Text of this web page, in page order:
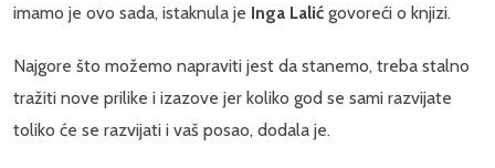
imamo je ovo sada, istaknula je Inga Lalić govoreći o knjizi.
Najgore što možemo napraviti jest da stanemo, treba stalno
tražiti nove prilike i izazove jer koliko god se sami razvijate
toliko će se razvijati i vaš posao, dodala je.